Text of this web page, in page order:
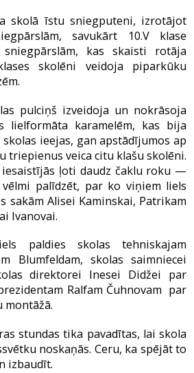
skolā īstu sniegputeni, izrotājot
savukārt 10.V klase
kas skaisti rotāja
skolēni veidoja piparkūku
pulciņš izveidoja un nokrāsoja
lielformāta karamelēm, kas bija
ieejas, gan apstādījumos ap
triepienus veica citu klašu skolēni.
iesaistījās ļoti daudz čaklu roku —
palīdzēt, par ko viņiem liels
sakām Alisei Kaminskai, Patrikam
Ivanovai.
paldies skolas tehniskajam
Blumfeldam, skolas saimniecei
direktorei Inesei Didžei par
Ralfam Čuhnovam par
stundas tika pavadītas, lai skola
noskaņās. Ceru, ka spējāt to
izbaudīt.